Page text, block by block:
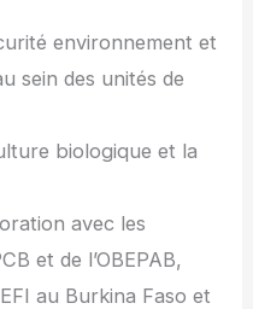
environnement et
sein des unités de
biologique et la
avec les
et de l’OBEPAB,
au Burkina Faso et